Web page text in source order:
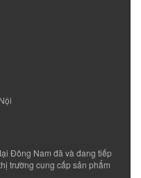
Đông Nam đã và đang tiếp
trường cung cấp sản phẩm